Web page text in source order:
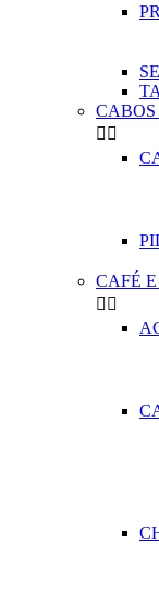
 
CAFÉ
 